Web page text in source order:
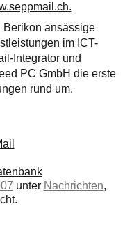
Berikon ansässige
im ICT-
Integrator und
PC GmbH die erste
rund um.
unter Nachrichten,